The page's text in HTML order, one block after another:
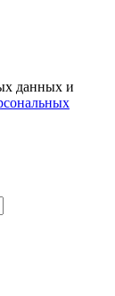
данных и